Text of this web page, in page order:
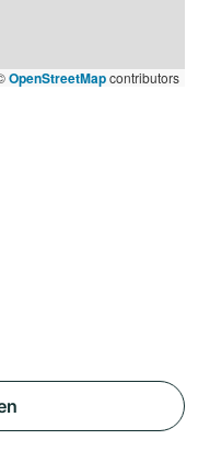
OpenStreetMapcontributors